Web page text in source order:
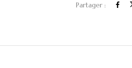
Partager :